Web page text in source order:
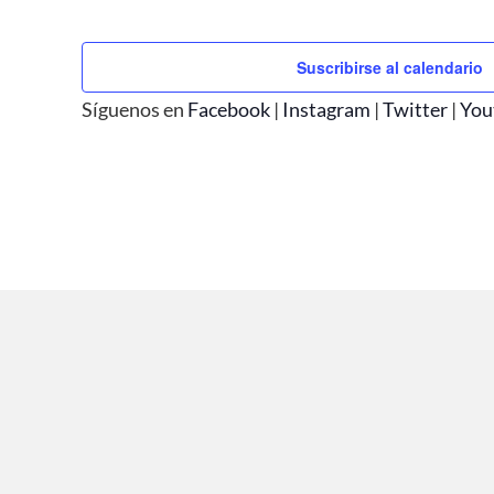
Suscribirse al calendario
Síguenos en Facebook| Instagram |Twitter|